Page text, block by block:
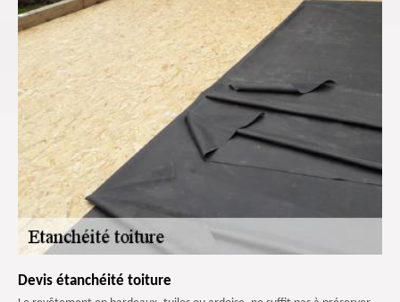
Devis étanchéité toiture